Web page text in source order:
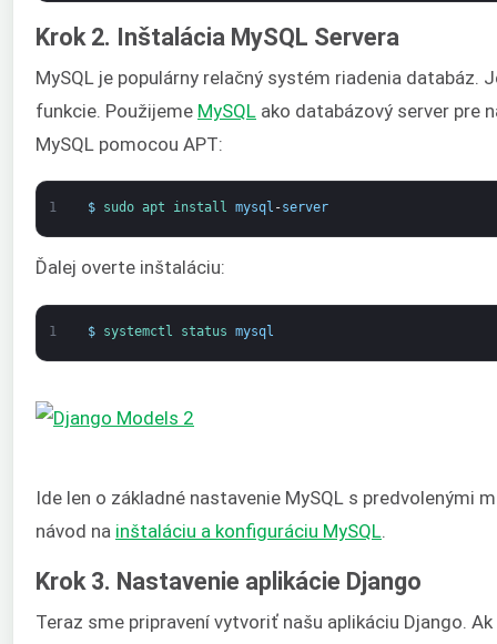
Krok 2. Inštalácia MySQL Servera
MySQL je populárny relačný systém riadenia databáz.
funkcie. Použijeme MySQL ako databázový server pre
MySQL pomocou APT:
1 $ sudo apt install mysql -server
Ďalej overte inštaláciu:
1 $ systemctl status mysql
Ide len o základné nastavenie MySQL s predvolenými
návod na inštaláciu a konfiguráciu MySQL.
Krok 3. Nastavenie aplikácie Django
Teraz sme pripravení vytvoriť našu aplikáciu Django.